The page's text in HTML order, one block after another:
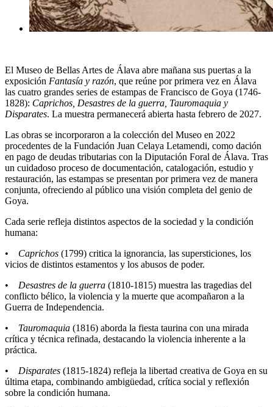
El Museo de Bellas Artes de Álava abre mañana sus puertas a la
exposición Fantasía y razón, que reúne por primera vez en Álava
las cuatro grandes series de estampas de Francisco de Goya (1746-
1828): Caprichos, Desastres de la guerra, Tauromaquia y
Disparates. La muestra permanecerá abierta hasta febrero de 2027.
Las obras se incorporaron a la colección del Museo en 2022
procedentes de la Fundación Juan Celaya Letamendi, como dación
en pago de deudas tributarias con la Diputación Foral de Álava. Tras
un cuidadoso proceso de documentación, catalogación, estudio y
restauración, las estampas se presentan por primera vez de manera
conjunta, ofreciendo al público una visión completa del genio de
Goya.
Cada serie refleja distintos aspectos de la sociedad y la condición
humana:
• Caprichos (1799) critica la ignorancia, las supersticiones, los
vicios de distintos estamentos y los abusos de poder.
•
Desastres de la guerra (1810-1815) muestra las tragedias del
conflicto bélico, la violencia y la muerte que acompañaron a la
Guerra de Independencia.
•
Tauromaquia (1816) aborda la fiesta taurina con una mirada
crítica y técnica refinada, destacando la violencia inherente a la
práctica.
•
Disparates (1815-1824) refleja la libertad creativa de Goya en su
última etapa, combinando ambigüedad, crítica social y reflexión
sobre la condición humana.